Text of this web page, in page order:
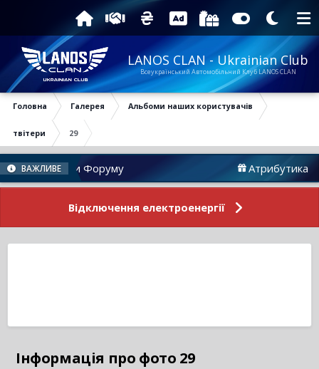
LANOS CLAN - Ukrainian Club
Всеукраїнський Автомобільний Клуб LANOS CLAN
Головна Галерея Альбоми наших користувачів
твітери 29
ВАЖЛИВЕ
Новини Форуму Атрибутика
Відключення електроенергії
Інформація про фото 29